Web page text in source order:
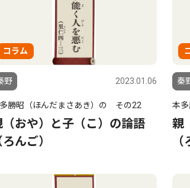
コラム
野 2023.01.06
勝昭（ほんだまさあき）の その22
（おや）と子（こ）の論語
ろんご）
秦
本
親